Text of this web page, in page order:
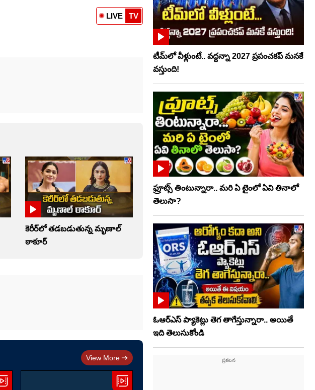
LIVE TV
కెరీర్‌లో తడబడుతున్న మృణాల్
ఠాకూర్
View More
టీమ్‌లో వీళ్లుంటే.. వద్దన్నా 2027 ప్రపంచకప్‌ మనకే
వస్తుంది!
ఫ్రూట్స్‌ తింటున్నారా.. మరి ఏ టైంలో ఏవి తినాలో
తెలుసా?
ఓఆర్‌ఎస్‌ ప్యాకెట్లు తెగ తాగేస్తున్నారా.. అయితే
ఇది తెలుసుకోండి